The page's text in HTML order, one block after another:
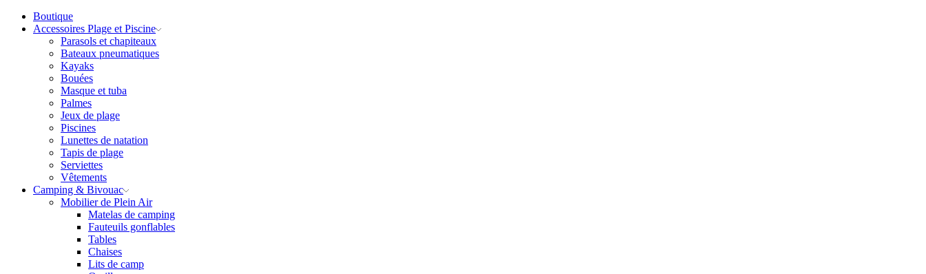
Boutique
Accessoires Plage et Piscine
Parasols et chapiteaux
Bateaux pneumatiques
Kayaks
Bouées
Masque et tuba
Palmes
Jeux de plage
Piscines
Lunettes de natation
Tapis de plage
Serviettes
Vêtements
Camping & Bivouac
Mobilier de Plein Air
Matelas de camping
Fauteuils gonflables
Tables
Chaises
Lits de camp